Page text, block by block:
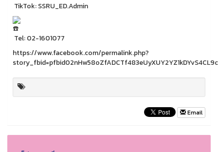
TikTok: SSRU_ED.Admin
Tel: 02-1601077
https://www.facebook.com/permalink.php?
Email